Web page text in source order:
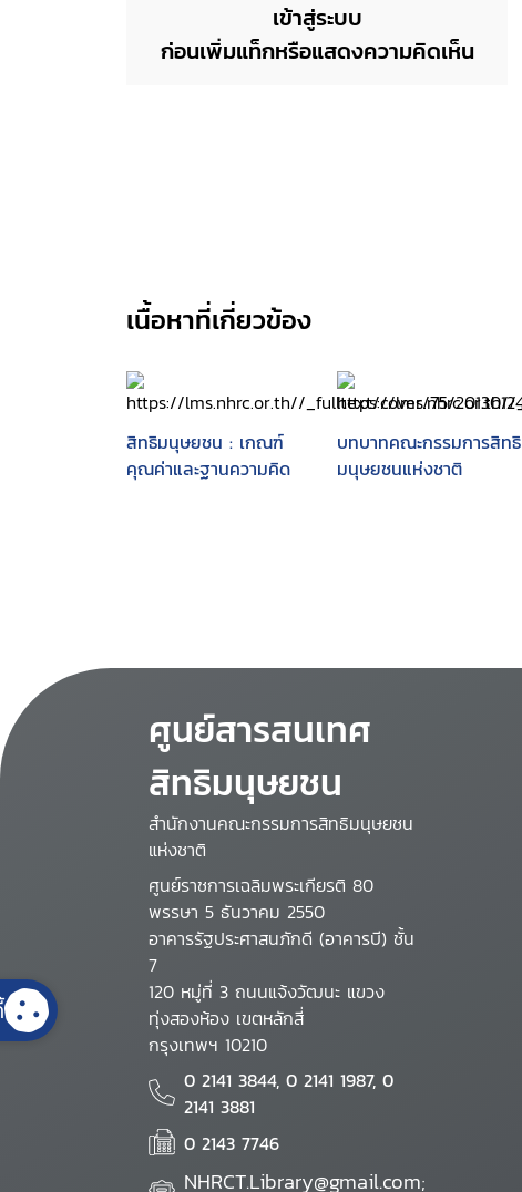
เข้าสู่ระบบ
ก่อนเพิ่มแท็กหรือแสดงความคิดเห็น
เนื้อหาที่เกี่ยวข้อง
สิทธิมนุษยชน : เกณฑ์
คุณค่าและฐานความคิด
บทบาทคณะกรรมการสิทธิ
มนุษยชนแห่งชาติ
ศูนย์สารสนเทศ
สิทธิมนุษยชน
สำนักงานคณะกรรมการสิทธิมนุษยชน
แห่งชาติ
ศูนย์ราชการเฉลิมพระเกียรติ 80
พรรษา 5 ธันวาคม 2550
อาคารรัฐประศาสนภักดี (อาคารบี) ชั้น
7
120 หมู่ที่ 3 ถนนแจ้งวัฒนะ แขวง
ทุ่งสองห้อง เขตหลักสี่
กรุงเทพฯ 10210
0 2141 3844, 0 2141 1987, 0
2141 3881
0 2143 7746
NHRCT.Library@gmail.com;